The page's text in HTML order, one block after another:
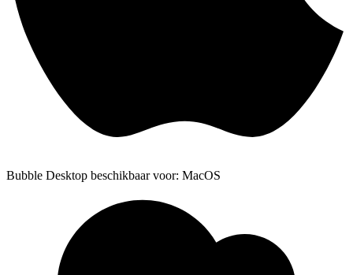
Bubble Desktop beschikbaar voor: MacOS